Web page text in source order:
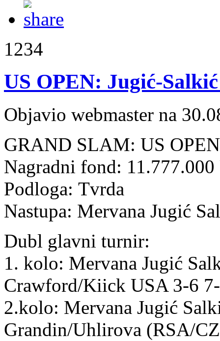
1234
US OPEN: Jugić-
Objavio webmaster na
GRAND SLAM: US
Nagradni fond:
Podloga: Tvrda
Nastupa: Mervana Jugić
Dubl glavni turnir:
1. kolo: Mervana Jugić
Crawford/Kiick USA 3-6
2.kolo: Mervana Jugić
Grandin/Uhlirova (RSA/